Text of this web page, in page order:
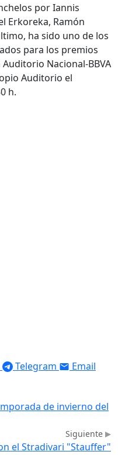
por Iannis
Erkoreka, Ramón
ha sido uno de los
para los premios
Nacional-BBVA
Auditorio el
h.
Telegram Email
de invierno del
Siguiente
el Stradivari "Stauffer"